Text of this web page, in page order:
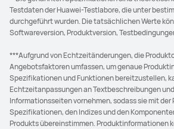
Testdaten der Huawei-Testlabore, die unter
durchgeführt wurden. Die tatsächlichen Werte
Softwareversion, Produktversion,
***Aufgrund von Echtzeitänderungen, die
Angebotsfaktoren umfassen, um genaue
Spezifikationen und Funktionen bereitzustellen,
Echtzeitanpassungen an Textbeschreibungen
Informationsseiten vornehmen, sodass sie mit
Spezifikationen, den Indizes und den
Produkts übereinstimmen. Produktinformationen